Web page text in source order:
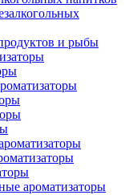
и рыбы
ароматизаторы